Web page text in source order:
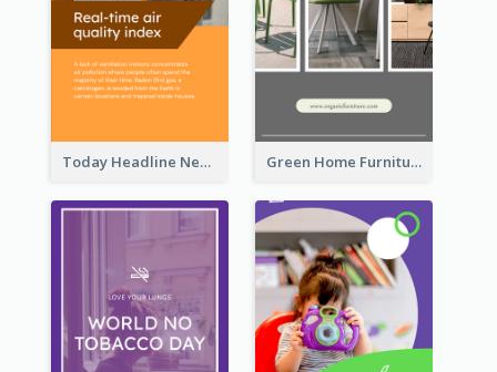
Today Headline News Report Instagram Story Green Home Furniture Photos Shop Opening Instagram Story